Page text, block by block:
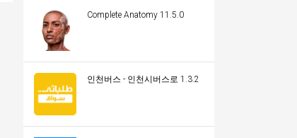
Complete Anatomy 11.5.0
인천버스 - 인천시버스로 1.3.2